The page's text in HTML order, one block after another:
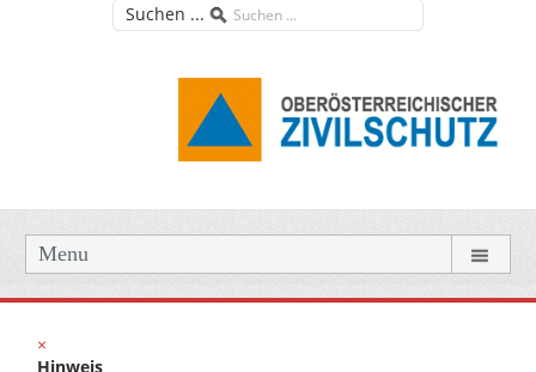
Suchen ...
Menu
×
Hinweis